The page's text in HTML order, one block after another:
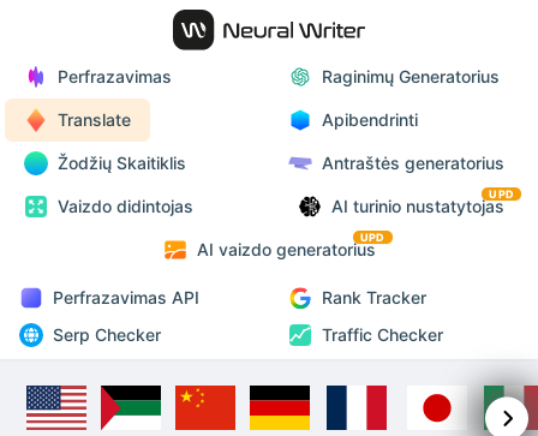
Perfrazavimas Raginimų Generatorius
Translate Apibendrinti
Žodžių Skaitiklis Antraštės generatorius
Vaizdo didintojas AI turinio nustatytojas
UPD
AI vaizdo generatorius
UPD
Perfrazavimas API
Rank Tracker
Serp Checker
Traffic Checker